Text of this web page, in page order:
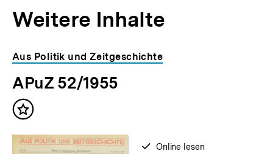
Weitere Inhalte
Inhaltskarousell
für
weitere
Inhalte
Inhaltskarussell
überspringen
Aus Politik und Zeitgeschichte
APuZ 52/1955
Inhalt
verfügbar
Online lesen